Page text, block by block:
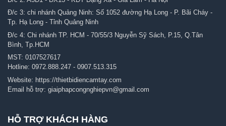
Đ/c 3: chi nhánh Quảng Ninh: Số 1052 đường Hạ Long - P. Bãi Cháy -
Tp. Hạ Long - Tỉnh Quảng Ninh
Đ/c 4: Chi nhánh TP. HCM - 70/55/3 Nguyễn Sỹ Sách, P.15, Q.Tân
Bình, Tp.HCM
MST: 0107527617
Hotline: 0972.888.247 - 0907.513.315
Website: https://thietbidiencamtay.com
Email hỗ trợ: giaiphapcongnghiepvn@gmail.com
HỖ TRỢ KHÁCH HÀNG